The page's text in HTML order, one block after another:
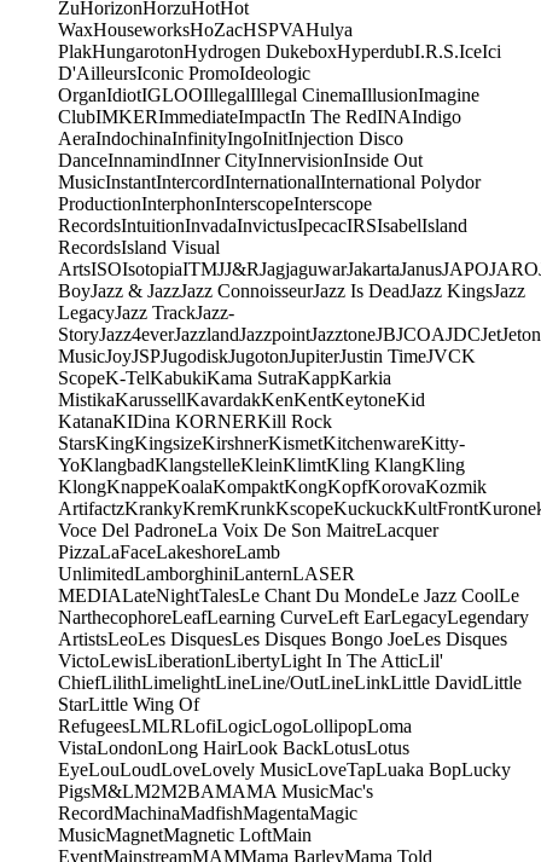
ZuHorizonHorzuHotHot
WaxHouseworksHoZacHSPVAHulya
PlakHungarotonHydrogen DukeboxHyperdubI.R.S.IceIci
D'AilleursIconic PromoIdeologic
OrganIdiotIGLOOIllegalIllegal CinemaIllusionImagine
ClubIMKERImmediateImpactIn The RedINAIndigo
AeraIndochinaInfinityIngoInitInjection Disco
DanceInnamindInner CityInnervisionInside Out
MusicInstantIntercordInternationalInternational Polydor
ProductionInterphonInterscopeInterscope
RecordsIntuitionInvadaInvictusIpecacIRSIsabelIsland
RecordsIsland Visual
ArtsISOIsotopiaITMJJ&RJagjaguwarJakartaJanusJAPOJARO
BoyJazz & JazzJazz ConnoisseurJazz Is DeadJazz KingsJazz
LegacyJazz TrackJazz-
StoryJazz4everJazzlandJazzpointJazztoneJBJCOAJDCJetJeton
MusicJoyJSPJugodiskJugotonJupiterJustin TimeJVCK
ScopeK-TelKabukiKama SutraKappKarkia
MistikaKarussellKavardakKenKentKeytoneKid
KatanaKIDina KORNERKill Rock
StarsKingKingsizeKirshnerKismetKitchenwareKitty-
YoKlangbadKlangstelleKleinKlimtKling KlangKling
KlongKnappeKoalaKompaktKongKopfKorovaKozmik
ArtifactzKrankyKremKrunkKscopeKuckuckKultFront
Voce Del PadroneLa Voix De Son MaitreLacquer
PizzaLaFaceLakeshoreLamb
UnlimitedLamborghiniLanternLASER
MEDIALateNightTalesLe Chant Du MondeLe Jazz CoolLe
NarthecophoreLeafLearning CurveLeft EarLegacyLegendary
ArtistsLeoLes DisquesLes Disques Bongo JoeLes Disques
VictoLewisLiberationLibertyLight In The AtticLil'
ChiefLilithLimelightLineLine/OutLineLinkLittle DavidLittle
StarLittle Wing Of
RefugeesLMLRLofiLogicLogoLollipopLoma
VistaLondonLong HairLook BackLotusLotus
EyeLouLoudLoveLovely MusicLoveTapLuaka BopLucky
PigsM&LM2M2BAMAMA MusicMac's
RecordMachinaMadfishMagentaMagic
MusicMagnetMagnetic LoftMain
EventMainstreamMAMMama BarleyMama Told